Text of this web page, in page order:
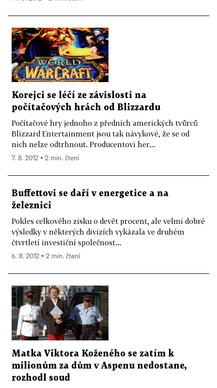
Korejci se léčí ze závislosti na
počítačových hrách od Blizzardu
Počítačové hry jednoho z předních amerických tvůrců
Blizzard Entertainment jsou tak návykové, že se od
nich nelze odtrhnout. Producentovi her...
7. 8. 2012 ▪ 2 min. čtení
Buffettovi se daří v energetice a na
železnici
Pokles celkového zisku o devět procent, ale velmi dobré
výsledky v některých divizích vykázala ve druhém
čtvrtletí investiční společnost...
6. 8. 2012 ▪ 2 min. čtení
Matka Viktora Koženého se zatím k
milionům za dům v Aspenu nedostane,
rozhodl soud